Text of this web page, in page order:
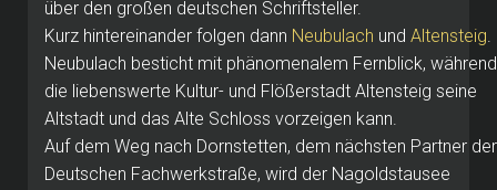
über den großen deutschen Schriftsteller.
Kurz hintereinander folgen dann Neubulach und Altensteig.
Neubulach besticht mit phänomenalem Fernblick, während
die liebenswerte Kultur- und Flößerstadt Altensteig seine
Altstadt und das Alte Schloss vorzeigen kann.
Auf dem Weg nach Dornstetten, dem nächsten Partner der
Deutschen Fachwerkstraße, wird der Nagoldstausee